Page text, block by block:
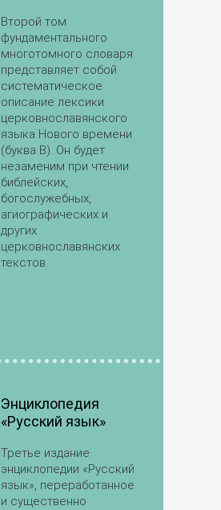
Второй том
фундаментального
многотомного словаря
представляет собой
систематическое
описание лексики
церковнославянского
языка Нового времени
(буква В). Он будет
незаменим при чтении
библейских,
богослужебных,
агиографических и
других
церковнославянских
текстов.
Энциклопедия
«Русский язык»
Третье издание
энциклопедии «Русский
язык», переработанное
и существенно